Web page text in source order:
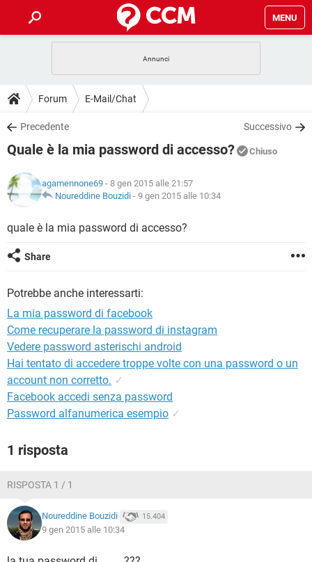
MENU
INTRATTENIMENTO
iOS
INSTAGRAM WHATSAPP
TIKTOK
HARDWARE
GUIDE
COVID-19
INSTAGRAM WHATSAPP
TIKTOK
HARDWARE
DOWNLOAD
COVID-19 GAMING
INTRATTENIMENTO
iOS WINDOWS 10
INSTAGRAM WHATSAPP
FORUM
COVID-19 GAMING
INTRATTENIMENTO
iOS WINDOWS 10
INSTAGRAM
GLOSSARIO
COVID-19 GAMING
INSTAGRAM
TIKTOK
Forum E-Mail/Chat
Precedente Successivo
Quale è la mia password di accesso? Chiuso
agamennone69 - 8 gen 2015 alle 21:57
Noureddine Bouzidi - 9 gen 2015 alle 10:34
quale è la mia password di accesso?
Share
Potrebbe anche interessarti:
La mia password di facebook
Come recuperare la password di instagram
Vedere password asterischi android
Hai tentato di accedere troppe volte con una password o un
account non corretto. ✓
Facebook accedi senza password
Password alfanumerica esempio ✓
1 risposta
RISPOSTA 1 / 1
Noureddine Bouzidi 15.404
9 gen 2015 alle 10:34